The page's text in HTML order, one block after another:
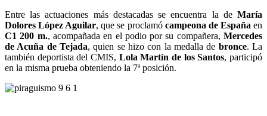
Entre las actuaciones más destacadas se encuentra la de María
Dolores López Aguilar, que se proclamó campeona de España en
C1 200 m., acompañada en el podio por su compañera,Mercedes
de Acuña de Tejada, quien se hizo con la medalla de bronce. La
también deportista del CMIS, Lola Martín de los Santos, participó
en la misma prueba obteniendo la 7ª posición.